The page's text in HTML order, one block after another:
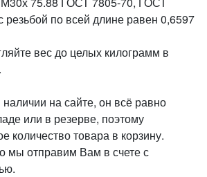
резьбой по всей длине равен 0,6597
вес до целых килограмм в
на сайте, он всё равно
или в резерве, поэтому
количество товара в корзину.
мы отправим Вам в счете с